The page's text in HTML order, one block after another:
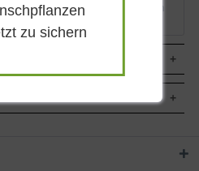
gestellte Fragen zu diesem
Taxus baccata
zu sichern